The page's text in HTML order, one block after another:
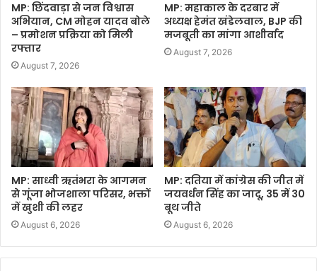
MP: छिंदवाड़ा से जन विश्वास
अभियान, CM मोहन यादव बोले
– प्रमोशन प्रक्रिया को मिली
रफ्तार
August 7, 2026
MP: महाकाल के दरबार में
अध्यक्ष हेमंत खंडेलवाल, BJP की
मजबूती का मांगा आशीर्वाद
August 7, 2026
MP: साध्वी ऋतंभरा के आगमन
से गूंजा भोजशाला परिसर, भक्तों
में खुशी की लहर
August 6, 2026
MP: दतिया में कांग्रेस की जीत में
जयवर्धन सिंह का जादू, 35 में 30
बूथ जीते
August 6, 2026